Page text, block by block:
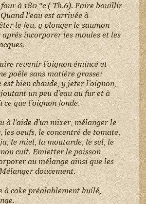
à 180 °c ( Th.6). Faire bouillir
l'eau est arrivée à
le feu, y plonger le saumon
incorporer les moules et les
revenir l'oignon émincé et
poêle sans matière grasse:
est bien chaude, y jeter l'oignon,
un peu d'eau au fur et à
ce que l'oignon fonde.
à l'aide d'un mixer, mélanger le
les oeufs, le concentré de tomate,
le miel, la moutarde, le sel, le
cuit. Emietter le poisson
au mélange ainsi que les
doucement.
à cake préalablement huilé,